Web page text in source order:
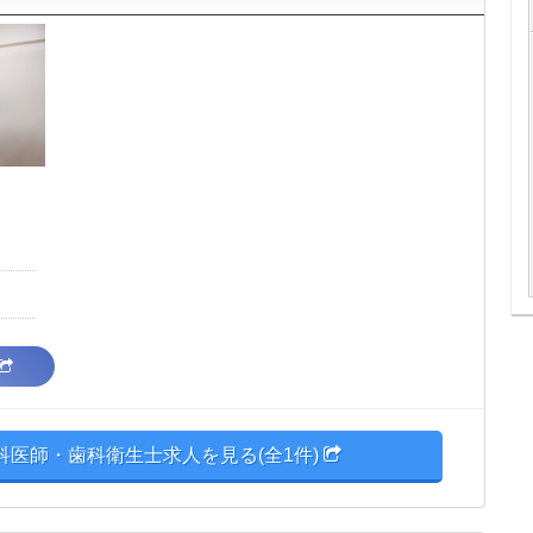
医師・歯科衛生士求人を見る(全1件)